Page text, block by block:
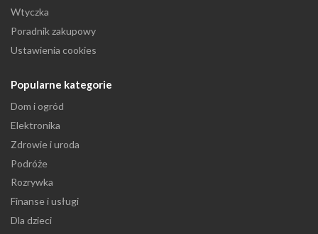
Wtyczka
Poradnik zakupowy
Ustawienia cookies
Popularne kategorie
Dom i ogród
Elektronika
Zdrowie i uroda
Podróże
Rozrywka
Finanse i usługi
Dla dzieci